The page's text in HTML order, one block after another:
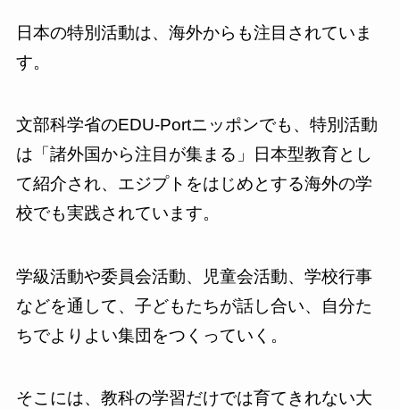
日本の特別活動は、海外からも注目されていま
す。
文部科学省のEDU-Portニッポンでも、特別活動
は「諸外国から注目が集まる」日本型教育とし
て紹介され、エジプトをはじめとする海外の学
校でも実践されています。
学級活動や委員会活動、児童会活動、学校行事
などを通して、子どもたちが話し合い、自分た
ちでよりよい集団をつくっていく。
そこには、教科の学習だけでは育てきれない大